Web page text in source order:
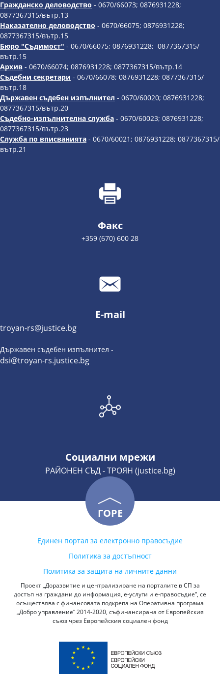
Гражданско деловодство - 0670/66073; 0876931228;
0877367315/вътр.13
Наказателно деловодство - 0670/66075; 0876931228;
0877367315/вътр.15
Бюро "Съдимост" - 0670/66075; 0876931228; 0877367315/
вътр.15
Архив - 0670/66074; 0876931228; 0877367315/вътр.14
Съдебни секретари - 0670/66078; 0876931228; 0877367315/
вътр.18
Държавен съдебен изпълнител - 0670/60020; 0876931228;
0877367315/вътр.20
Съдебно-изпълнителна служба - 0670/60023; 0876931228;
0877367315/вътр.23
Служба по вписванията - 0670/60021; 0876931228; 0877367315/
вътр.21
Факс
+359 (670) 600 28
E-mail
troyan-rs@justice.bg
Държавен съдебен изпълнител -
dsi@troyan-rs.justice.bg
Социални мрежи
РАЙОНЕН СЪД - ТРОЯН (justice.bg)
ГОРЕ
Единен портал за електронно правосъдие
Политика за достъпност
Политика за защита на личните данни
Проект „Доразвитие и централизиране на порталите в СП за
достъп на граждани до информация, е-услуги и е-правосъдие“, се
осъществява с финансовата подкрепа на Оперативна програма
„Добро управление“ 2014-2020, съфинансирана от Европейския
съюз чрез Европейския социален фонд